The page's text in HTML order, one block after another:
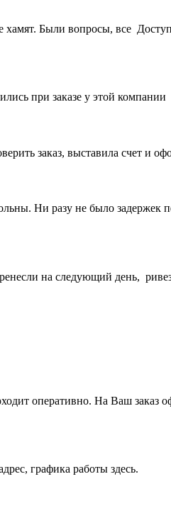
Были вопросы, все
при заказе у этой компании
заказ, выставила счет и
Ни разу не было
на следующий день,
оперативно. На Ваш заказ
графика работы здесь.